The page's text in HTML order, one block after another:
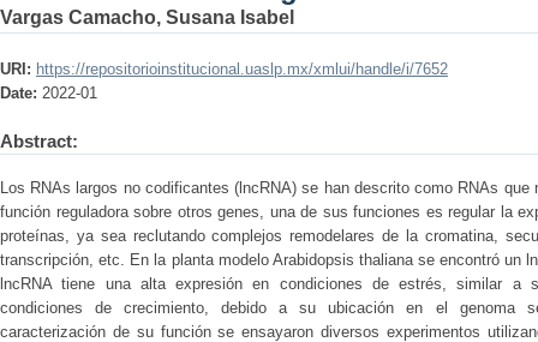
Vargas Camacho, Susana Isabel
URI: https://repositorioinstitucional.uaslp.mx/xmlui/handle/i/7652
Date: 2022-01
Abstract:
Los RNAs largos no codificantes (lncRNA) se han descrito como RNAs
función reguladora sobre otros genes, una de sus funciones es regular la
proteínas, ya sea reclutando complejos remodelares de la cromatina,
transcripción, etc. En la planta modelo Arabidopsis thaliana se encontró un
lncRNA tiene una alta expresión en condiciones de estrés, similar a
condiciones de crecimiento, debido a su ubicación en el genoma
caracterización de su función se ensayaron diversos experimentos